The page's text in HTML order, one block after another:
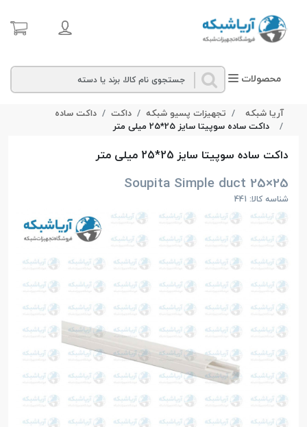
محصولات
آریا شبکه تجهیزات پسیو شبکه داکت
داکت ساده
داکت ساده سوپیتا سایز 25*25 میلی‌ متر
داکت ساده سوپیتا سایز 25*25 میلی‌ متر
Soupita Simple duct 25×25
شناسه کالا: 441